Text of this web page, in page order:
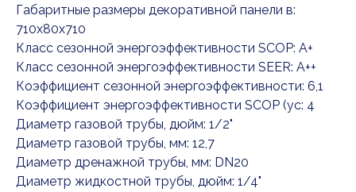
Габаритные размеры декоративной панели в:
710x80x710
Класс сезонной энергоэффективности SCOP: A+
Класс сезонной энергоэффективности SEER: A++
Коэффициент сезонной энергоэффективности: 6,1
Коэффициент энергоэффективности SCOP (ус: 4
Диаметр газовой трубы, дюйм: 1/2"
Диаметр газовой трубы, мм: 12,7
Диаметр дренажной трубы, мм: DN20
Диаметр жидкостной трубы, дюйм: 1/4"